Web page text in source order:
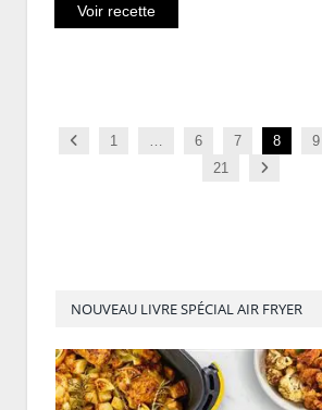
Voir recette
Previous
1 6 7 8 9
21
Next
NOUVEAU LIVRE SPÉCIAL AIR FRYER